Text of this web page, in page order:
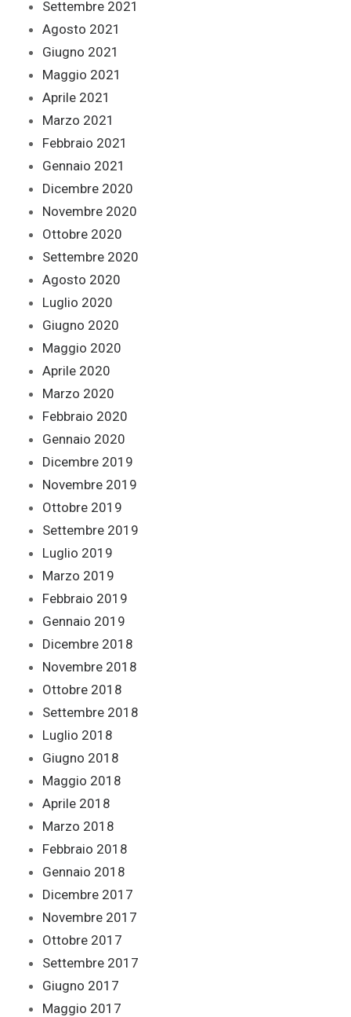
Settembre 2021
Agosto 2021
Giugno 2021
Maggio 2021
Aprile 2021
Marzo 2021
Febbraio 2021
Gennaio 2021
Dicembre 2020
Novembre 2020
Ottobre 2020
Settembre 2020
Agosto 2020
Luglio 2020
Giugno 2020
Maggio 2020
Aprile 2020
Marzo 2020
Febbraio 2020
Gennaio 2020
Dicembre 2019
Novembre 2019
Ottobre 2019
Settembre 2019
Luglio 2019
Marzo 2019
Febbraio 2019
Gennaio 2019
Dicembre 2018
Novembre 2018
Ottobre 2018
Settembre 2018
Luglio 2018
Giugno 2018
Maggio 2018
Aprile 2018
Marzo 2018
Febbraio 2018
Gennaio 2018
Dicembre 2017
Novembre 2017
Ottobre 2017
Settembre 2017
Giugno 2017
Maggio 2017